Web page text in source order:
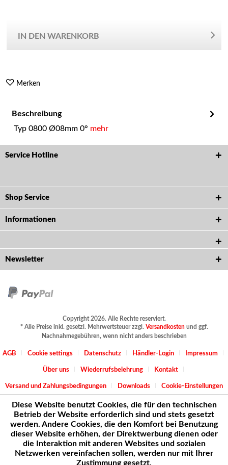
IN DEN WARENKORB
Merken
Beschreibung
Typ 0800 Ø08mm 0° mehr
Service Hotline
Shop Service
Informationen
Newsletter
Copyright 2026. Alle Rechte reserviert.
* Alle Preise inkl. gesetzl. Mehrwertsteuer zzgl. Versandkostenund ggf.
Nachnahmegebühren, wenn nicht anders beschrieben
AGB Cookie settings Datenschutz Händler-Login Impressum
Über uns Wiederrufsbelehrung Kontakt
Versand und Zahlungsbedingungen Downloads Cookie-Einstellungen
Diese Website benutzt Cookies, die für den technischen
Betrieb der Website erforderlich sind und stets gesetzt
werden. Andere Cookies, die den Komfort bei Benutzung
dieser Website erhöhen, der Direktwerbung dienen oder
die Interaktion mit anderen Websites und sozialen
Netzwerken vereinfachen sollen, werden nur mit Ihrer
Zustimmung gesetzt.